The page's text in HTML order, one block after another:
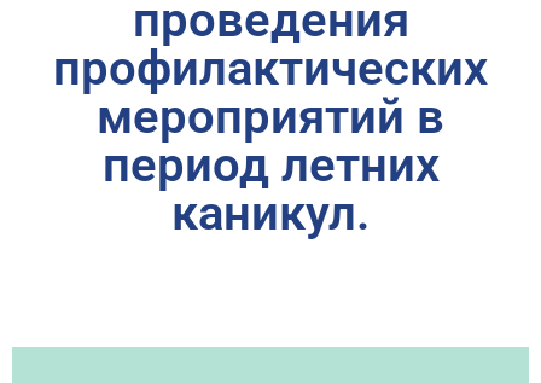
проведения
профилактических
мероприятий в
период летних
каникул.